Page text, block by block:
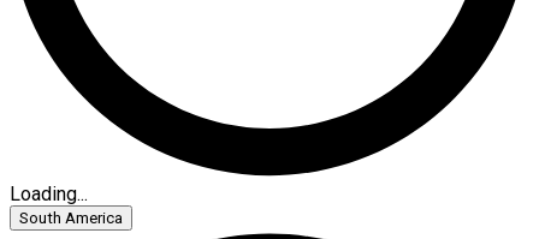
Loading...
South America